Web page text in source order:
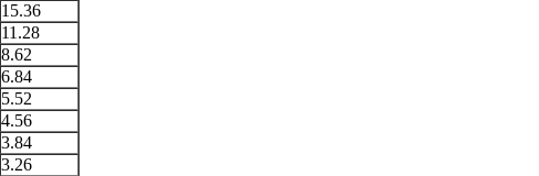
15.36
11.28
8.62
6.84
5.52
4.56
3.84
3.26